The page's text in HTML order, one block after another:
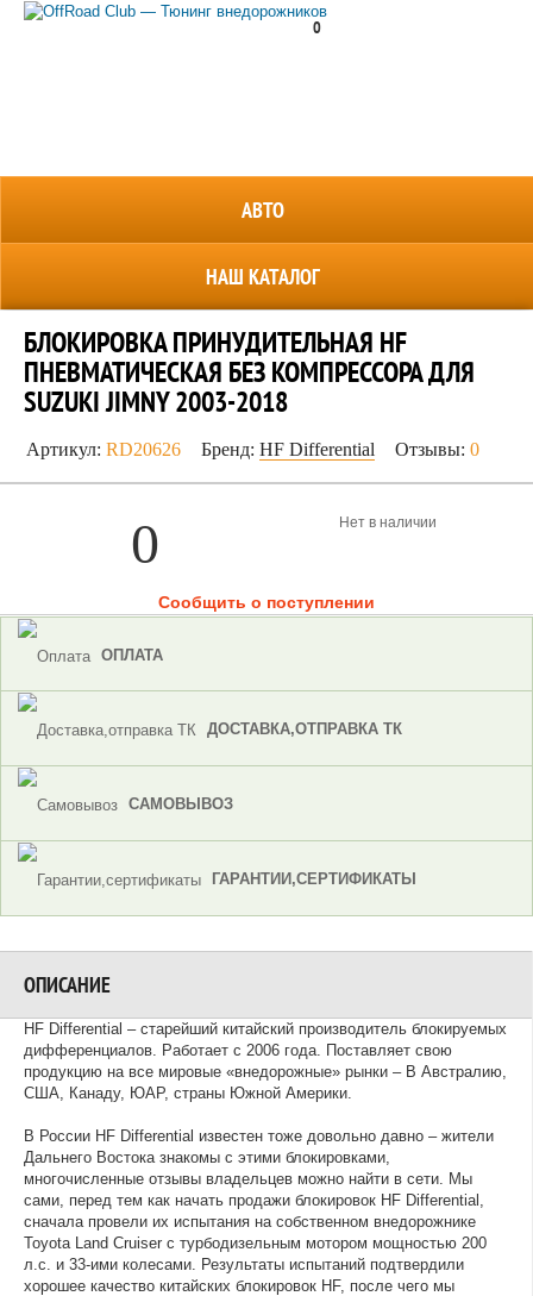
0
АВТО
НАШ КАТАЛОГ
БЛОКИРОВКА ПРИНУДИТЕЛЬНАЯ HF
ПНЕВМАТИЧЕСКАЯ БЕЗ КОМПРЕССОРА ДЛЯ
SUZUKI JIMNY 2003-2018
Артикул: RD20626 Бренд: HF Differential Отзывы: 0
0 Нет в наличии
Сообщить о поступлении
ОПЛАТА
ДОСТАВКА,ОТПРАВКА ТК
САМОВЫВОЗ
ГАРАНТИИ,СЕРТИФИКАТЫ
ОПИСАНИЕ
HF Differential – старейший китайский производитель блокируемых
дифференциалов. Работает с 2006 года. Поставляет свою
продукцию на все мировые «внедорожные» рынки – В Австралию,
США, Канаду, ЮАР, страны Южной Америки.
В России HF Differential известен тоже довольно давно – жители
Дальнего Востока знакомы с этими блокировками,
многочисленные отзывы владельцев можно найти в сети. Мы
сами, перед тем как начать продажи блокировок HF Differential,
сначала провели их испытания на собственном внедорожнике
Toyota Land Cruiser c турбодизельным мотором мощностью 200
л.с. и 33-ими колесами. Результаты испытаний подтвердили
хорошее качество китайских блокировок HF, после чего мы